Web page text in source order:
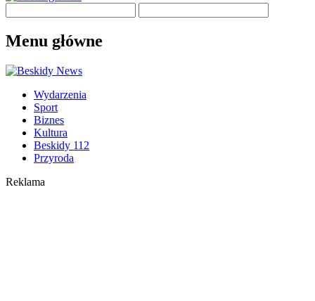
Menu główne
Wydarzenia
Sport
Biznes
Kultura
Beskidy 112
Przyroda
Reklama